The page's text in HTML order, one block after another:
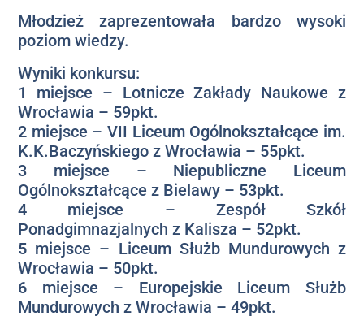
Młodzież zaprezentowała bardzo wysoki
poziom wiedzy.
Wyniki konkursu:
1 miejsce – Lotnicze Zakłady Naukowe z
Wrocławia – 59pkt.
2 miejsce – VII Liceum Ogólnokształcące im.
K.K.Baczyńskiego z Wrocławia – 55pkt.
3 miejsce – Niepubliczne Liceum
Ogólnokształcące z Bielawy – 53pkt.
4 miejsce – Zespół Szkół
Ponadgimnazjalnych z Kalisza – 52pkt.
5 miejsce – Liceum Służb Mundurowych z
Wrocławia – 50pkt.
6 miejsce – Europejskie Liceum Służb
Mundurowych z Wrocławia – 49pkt.